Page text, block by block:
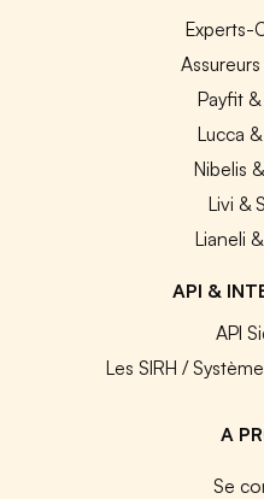
Experts-
Payfit
Lucca
Nibelis
Livi &
Lianeli
API &
API
Les SIRH /
A
Se